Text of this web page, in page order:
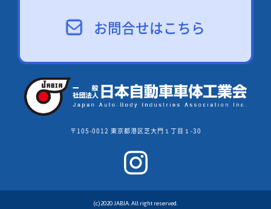
お問合せはこちら
〒105-0012 東京都港区芝大門１丁目１-30
(c)2020 JABIA. All right reserved.